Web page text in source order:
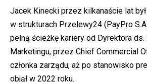
Jacek Kinecki przez kilkanaście lat
w strukturach Przelewy24 (PayPro
pełną ścieżkę kariery od Dyrektora
Marketingu, przez Chief Commercial
członka zarządu, aż po stanowisko
objął w 2022 roku.